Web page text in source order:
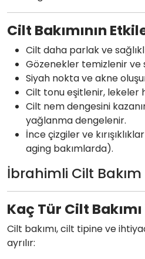
Cilt Bakımının
Cilt daha parlak ve
Gözenekler temizlenir ve
Siyah nokta ve akne
Cilt tonu eşitlenir, lekeler
Cilt nem dengesini
yağlanma dengelenir.
İnce çizgiler ve
aging bakımlarda).
İbrahimli Cilt Bakım
Kaç Tür Cilt
Cilt bakımı, cilt tipine ve
ayrılır: